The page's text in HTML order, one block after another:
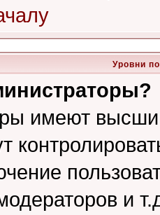
Уровни
имеют
и